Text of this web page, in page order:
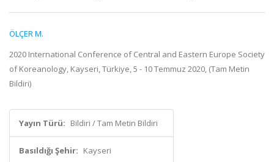
ÖLÇER M.
2020 International Conference of Central and Eastern Europe Society
of Koreanology, Kayseri, Türkiye, 5 - 10 Temmuz 2020, (Tam Metin
Bildiri)
Yayın Türü: Bildiri / Tam Metin Bildiri
Basıldığı Şehir: Kayseri